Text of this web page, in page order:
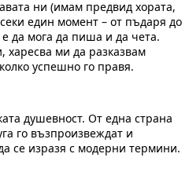
ни (имам предвид хората,
един момент – от пъдаря до
да мога да пиша и да чета.
ми да разказвам
успешно го правя.
душевност. От една страна
го възпроизвеждат и
се изразя с модерни термини.